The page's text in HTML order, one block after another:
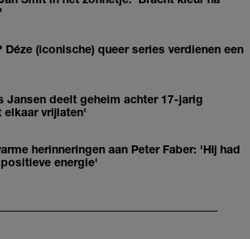
(iconische) queer series verdienen een
Jansen deelt geheim achter 17-jarig
elkaar vrijlaten'
herinneringen aan Peter Faber: 'Hij had
energie'